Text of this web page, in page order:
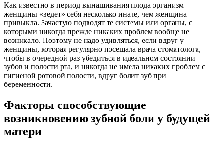
Как известно в период вынашивания плода организм
женщины «ведет» себя несколько иначе, чем женщина
привыкла. Зачастую подводят те системы или органы, с
которыми никогда прежде никаких проблем вообще не
возникало. Поэтому не надо удивляться, если вдруг у
женщины, которая регулярно посещала врача стоматолога,
чтобы в очередной раз убедиться в идеальном состоянии
зубов и полости рта, и никогда не имела никаких проблем с
гигиеной ротовой полости, вдруг болит зуб при
беременности.
Факторы способствующие
возникновению зубной боли у будущей
матери